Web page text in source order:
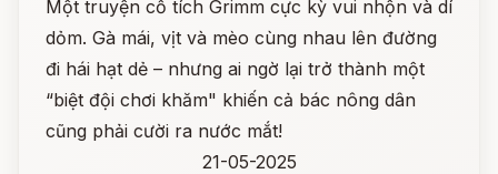
Một truyện cổ tích Grimm cực kỳ vui nhộn và dí
dỏm. Gà mái, vịt và mèo cùng nhau lên đường
đi hái hạt dẻ – nhưng ai ngờ lại trở thành một
“biệt đội chơi khăm" khiến cả bác nông dân
cũng phải cười ra nước mắt!
21-05-2025